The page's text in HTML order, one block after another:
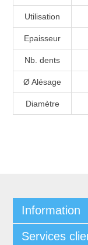
Utilisation
Epaisseur
Nb. dents
Ø Alésage
Diamètre
Information
Services